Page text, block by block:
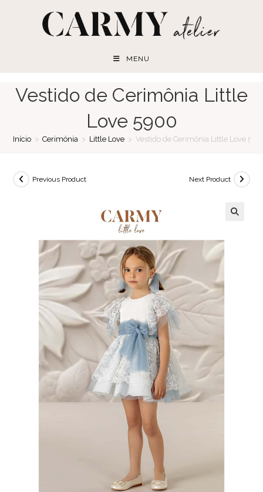
MENU
Vestido de Cerimônia Little
Love 5900
Início > Cerimónia > Little Love > Vestido de Cerimônia Little Love
Previous Product Next Product